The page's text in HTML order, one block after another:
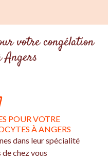
votre congélation
Angers
POUR VOTRE
À ANGERS
dans leur spécialité
chez vous